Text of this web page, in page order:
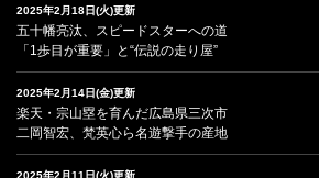
2025年2月18日(火)更新
五十幡亮汰、スピードスターへの道
「1歩目が重要」と“伝説の走り屋”
2025年2月14日(金)更新
楽天・宗山塁を育んだ広島県三次市
二岡智宏、梵英心ら名遊撃手の産地
2025年2月11日(火)更新